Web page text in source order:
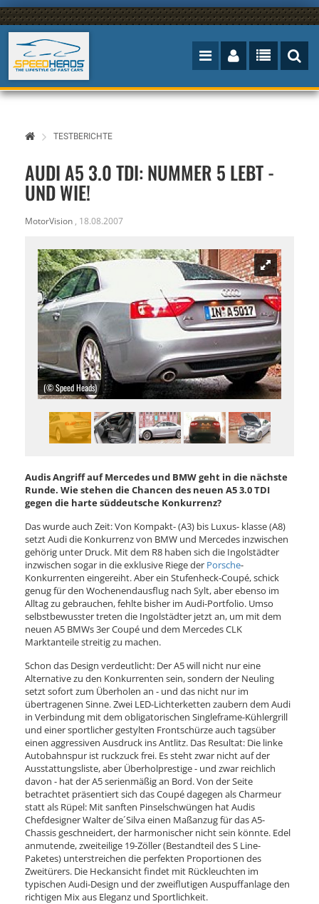
TESTBERICHTE
AUDI A5 3.0 TDI: NUMMER 5 LEBT -
UND WIE!
MotorVision , 18.08.2007
(© Speed Heads)
Audis Angriff auf Mercedes und BMW geht in die nächste
Runde. Wie stehen die Chancen des neuen A5 3.0 TDI
gegen die harte süddeutsche Konkurrenz?
Das wurde auch Zeit: Von Kompakt- (A3) bis Luxus- klasse (A8)
setzt Audi die Konkurrenz von BMW und Mercedes inzwischen
gehörig unter Druck. Mit dem R8 haben sich die Ingolstädter
inzwischen sogar in die exklusive Riege der Porsche-
Konkurrenten eingereiht. Aber ein Stufenheck-Coupé, schick
genug für den Wochenendausflug nach Sylt, aber ebenso im
Alltag zu gebrauchen, fehlte bisher im Audi-Portfolio. Umso
selbstbewusster treten die Ingolstädter jetzt an, um mit dem
neuen A5 BMWs 3er Coupé und dem Mercedes CLK
Marktanteile streitig zu machen.
Schon das Design verdeutlicht: Der A5 will nicht nur eine
Alternative zu den Konkurrenten sein, sondern der Neuling
setzt sofort zum Überholen an - und das nicht nur im
übertragenen Sinne. Zwei LED-Lichterketten zaubern dem Audi
in Verbindung mit dem obligatorischen Singleframe-Kühlergrill
und einer sportlicher gestylten Frontschürze auch tagsüber
einen aggressiven Ausdruck ins Antlitz. Das Resultat: Die linke
Autobahnspur ist ruckzuck frei. Es steht zwar nicht auf der
Ausstattungsliste, aber Überholprestige - und zwar reichlich
davon - hat der A5 serienmäßig an Bord. Von der Seite
betrachtet präsentiert sich das Coupé dagegen als Charmeur
statt als Rüpel: Mit sanften Pinselschwüngen hat Audis
Chefdesigner Walter de´Silva einen Maßanzug für das A5-
Chassis geschneidert, der harmonischer nicht sein könnte. Edel
anmutende, zweiteilige 19-Zöller (Bestandteil des S Line-
Paketes) unterstreichen die perfekten Proportionen des
Zweitürers. Die Heckansicht findet mit Rückleuchten im
typischen Audi-Design und der zweiflutigen Auspuffanlage den
richtigen Mix aus Eleganz und Sportlichkeit.